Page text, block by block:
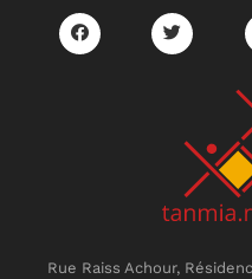
Rue Raiss Achour,